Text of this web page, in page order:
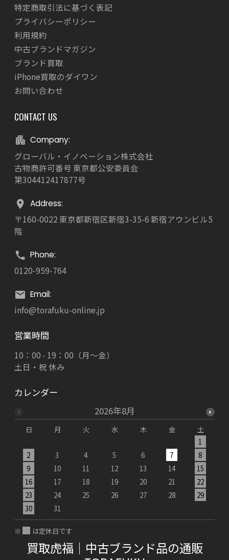
CONTACT US
Company:
グローバル・イノベーション株式会社
古物商許可番号 東京都公安委員会
第304412417877号
Address:
〒160-0022 東京都新宿区新宿3-35-6 新宿アウンビル5
階
Phone:
0120-959-764
Email:
info@torafuku-online.jp
特定商取引法に基づく表記
プライバシーポリシー
利用規約
中古ブランドマガジン
ブランド買取
iPhone買取のダイワン
お問い合わせ
営業時間
10：00 - 19：00（月～金）
土日・祝 休み
カレンダー
2026年8月
日 月 火 水 木 金
土
1
2
3 4 5 6 7
8
9
10 11 12 13 14
15
16
17 18 19 20 21
22
23
24 25 26 27 28
29
30
31
※ は定休日です
買取虎福｜中古ブランド品の通販